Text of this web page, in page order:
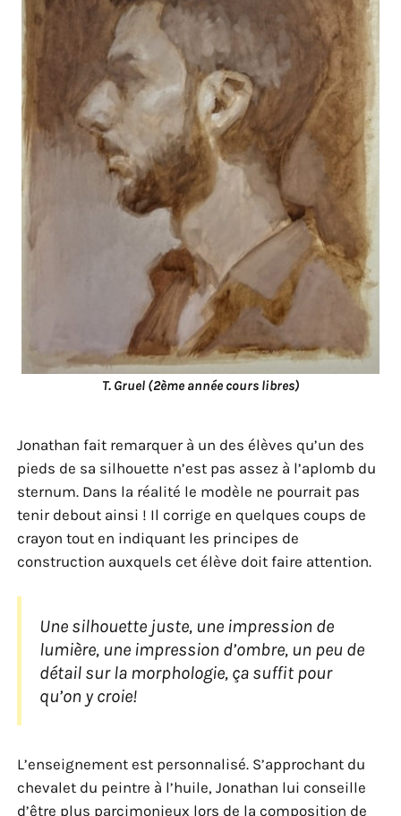
T. Gruel (2ème année cours libres)
Jonathan fait remarquer à un des élèves qu’un des
pieds de sa silhouette n’est pas assez à l’aplomb du
sternum. Dans la réalité le modèle ne pourrait pas
tenir debout ainsi ! Il corrige en quelques coups de
crayon tout en indiquant les principes de
construction auxquels cet élève doit faire attention.
Une silhouette juste, une impression de
lumière, une impression d’ombre, un peu de
détail sur la morphologie, ça suffit pour
qu’on y croie!
L’enseignement est personnalisé. S’approchant du
chevalet du peintre à l’huile, Jonathan lui conseille
d’être plus parcimonieux lors de la composition de